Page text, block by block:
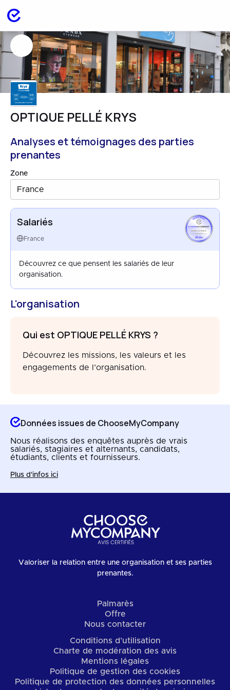
OPTIQUE PELLÉ KRYS
Analyses et témoignages des parties
prenantes
Zone
France
Salariés
France
EMPLOYEES
FRANCE
SEP 2023
Découvrez ce que pensent les salariés de leur
organisation.
L'organisation
Qui est OPTIQUE PELLÉ KRYS ?
Découvrez les missions, les valeurs et les
engagements de l’organisation.
Données issues de ChooseMyCompany
Nous réalisons des enquêtes auprès de vrais
salariés, stagiaires et alternants, candidats,
étudiants, clients et fournisseurs.
Plus d'infos ici
Valoriser la relation entre une organisation et ses parties
prenantes.
Palmarès
Offre
Nous contacter
Conditions d’utilisation
Charte de modération des avis
Mentions légales
Politique de gestion des cookies
Politique de protection des données personnelles